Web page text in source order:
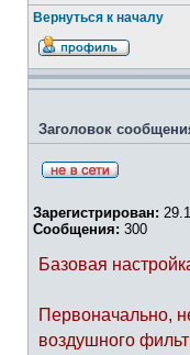
Вернуться к началу
Заголовок
Зарегистрирован:
Сообщения: 300
Базовая
Первоначально,
воздушного